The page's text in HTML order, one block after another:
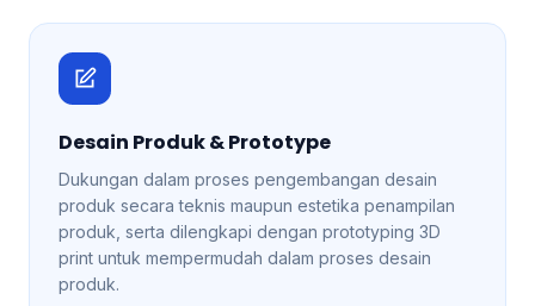
Desain Produk & Prototype
Dukungan dalam proses pengembangan desain
produk secara teknis maupun estetika penampilan
produk, serta dilengkapi dengan prototyping 3D
print untuk mempermudah dalam proses desain
produk.